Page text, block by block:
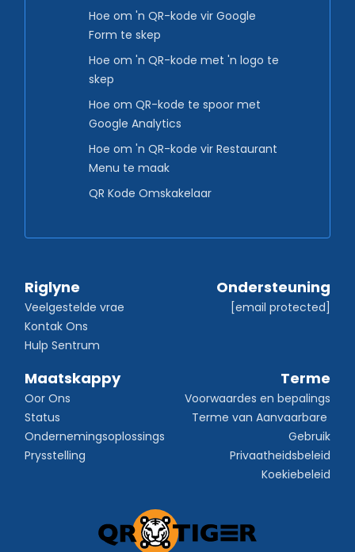
Hoe om 'n QR-kode vir Google
Form te skep
Hoe om 'n QR-kode met 'n logo te
skep
Hoe om QR-kode te spoor met
Google Analytics
Hoe om 'n QR-kode vir Restaurant
Menu te maak
QR Kode Omskakelaar
Riglyne
Veelgestelde vrae
Kontak Ons
Hulp Sentrum
Ondersteuning
[email protected]
Maatskappy
Oor Ons
Status
Ondernemingsoplossings
Prysstelling
Terme
Voorwaardes en bepalings
Terme van Aanvaarbare
Gebruik
Privaatheidsbeleid
Koekiebeleid